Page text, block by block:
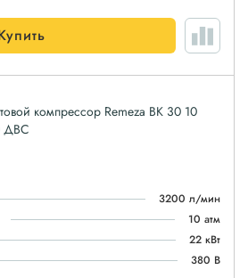
компрессор Remeza ВК 30 10
ДВС
3200 л/мин
10 атм
22 кВт
380 В